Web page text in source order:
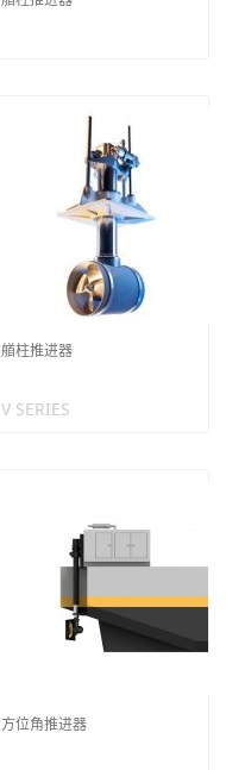
艏柱推进器
V SERIES
方位角推进器